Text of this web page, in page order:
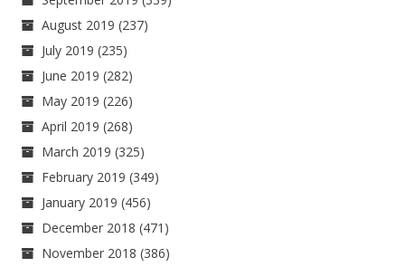
August 2019 (237)
July 2019 (235)
June 2019 (282)
May 2019 (226)
April 2019 (268)
March 2019 (325)
February 2019 (349)
January 2019 (456)
December 2018 (471)
November 2018 (386)